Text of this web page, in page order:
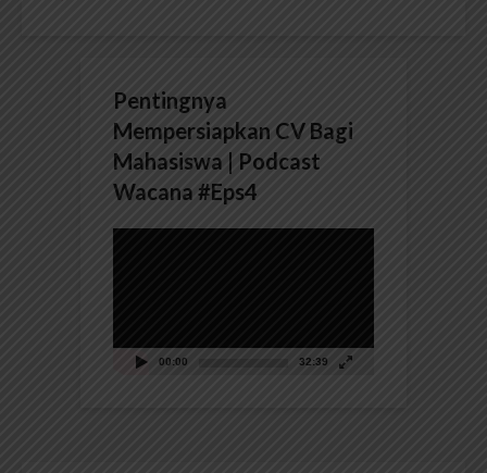
Pentingnya
Mempersiapkan CV Bagi
Mahasiswa | Podcast
Wacana #Eps4
00:00 32:39